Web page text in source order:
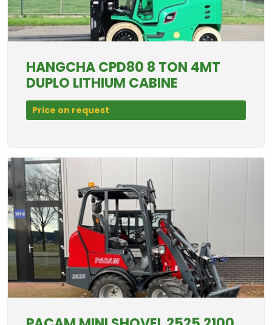
HANGCHA CPD80 8 TON 4MT
DUPLO LITHIUM CABINE
Price on request